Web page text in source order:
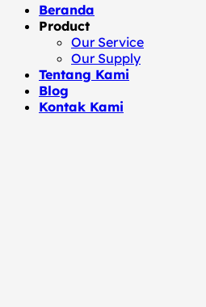
Beranda
Product
Our Service
Our Supply
Tentang Kami
Blog
Kontak Kami